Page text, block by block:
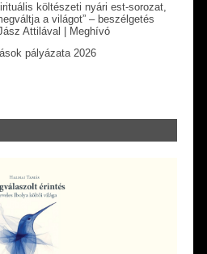
költészeti nyári est-sorozat,
a világot” – beszélgetés
Attilával | Meghívó
pályázata 2026